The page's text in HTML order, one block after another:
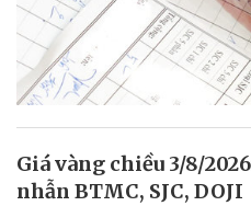
Giá vàng chiều 3/8/
nhẫn BTMC, SJC, DOJI